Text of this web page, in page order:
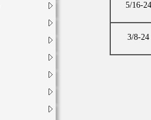
5/16-24
3/8-24